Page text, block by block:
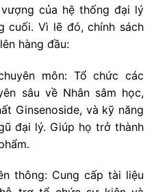
của hệ thống đại lý
cuối. Vì lẽ đó, chính sách
hàng đầu:
môn: Tổ chức các
sâu về Nhân sâm học,
Ginsenoside, và kỹ năng
đại lý. Giúp họ trở thành
thông: Cung cấp tài liệu